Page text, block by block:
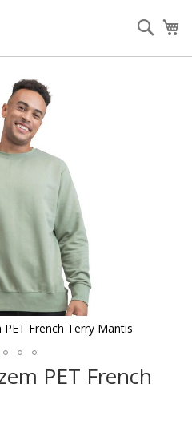
PET French
French Terry Mantis